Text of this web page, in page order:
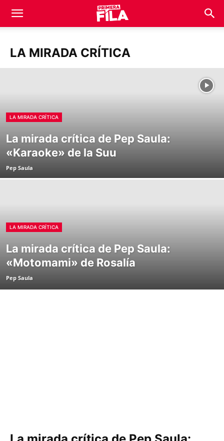
LA MIRADA CRÍTICA
LA MIRADA CRÍTICA
La mirada crítica de Pep Saula:
«Karaoke» de la Suu
Pep Saula
LA MIRADA CRÍTICA
La mirada crítica de Pep Saula:
«Motomami» de Rosalía
Pep Saula